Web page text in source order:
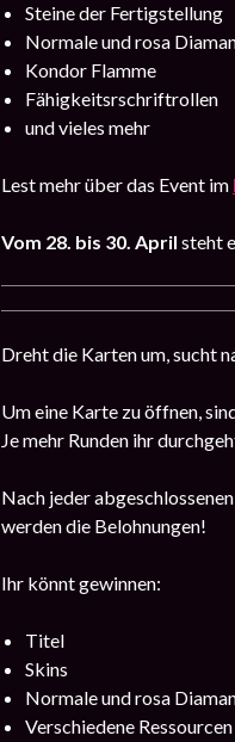
Steine der Fertigstellung
Normale und rosa
Kondor Flamme
Fähigkeitsrschriftrollen
und vieles mehr
Lest mehr über das Event im
Vom 28. bis 30. April steht
Dreht die Karten um, sucht
Um eine Karte zu öffnen,
Je mehr Runden ihr
Nach jeder
werden die Belohnungen!
Ihr könnt gewinnen:
Titel
Skins
Normale und rosa
Verschiedene Ressourcen